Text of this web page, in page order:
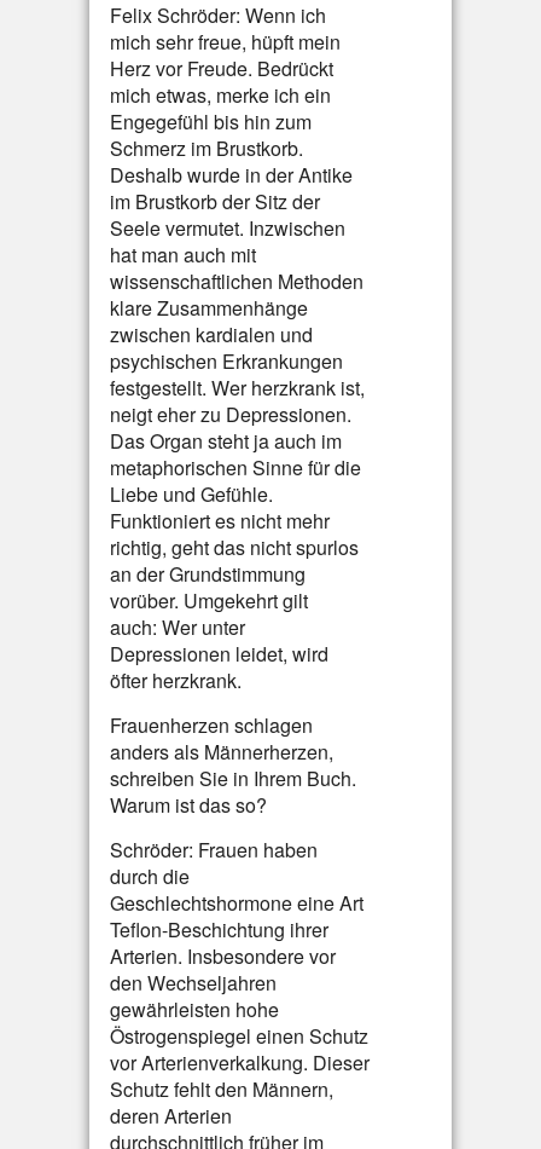
Felix Schröder: Wenn ich
mich sehr freue, hüpft mein
Herz vor Freude. Bedrückt
mich etwas, merke ich ein
Engegefühl bis hin zum
Schmerz im Brustkorb.
Deshalb wurde in der Antike
im Brustkorb der Sitz der
Seele vermutet. Inzwischen
hat man auch mit
wissenschaftlichen Methoden
klare Zusammenhänge
zwischen kardialen und
psychischen Erkrankungen
festgestellt. Wer herzkrank ist,
neigt eher zu Depressionen.
Das Organ steht ja auch im
metaphorischen Sinne für die
Liebe und Gefühle.
Funktioniert es nicht mehr
richtig, geht das nicht spurlos
an der Grundstimmung
vorüber. Umgekehrt gilt
auch: Wer unter
Depressionen leidet, wird
öfter herzkrank.
Frauenherzen schlagen
anders als Männerherzen,
schreiben Sie in Ihrem Buch.
Warum ist das so?
Schröder: Frauen haben
durch die
Geschlechtshormone eine Art
Teflon-Beschichtung ihrer
Arterien. Insbesondere vor
den Wechseljahren
gewährleisten hohe
Östrogenspiegel einen Schutz
vor Arterienverkalkung. Dieser
Schutz fehlt den Männern,
deren Arterien
durchschnittlich früher im